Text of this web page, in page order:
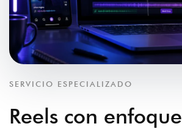
SERVICIO ESPECIALIZADO
Reels con enfoque